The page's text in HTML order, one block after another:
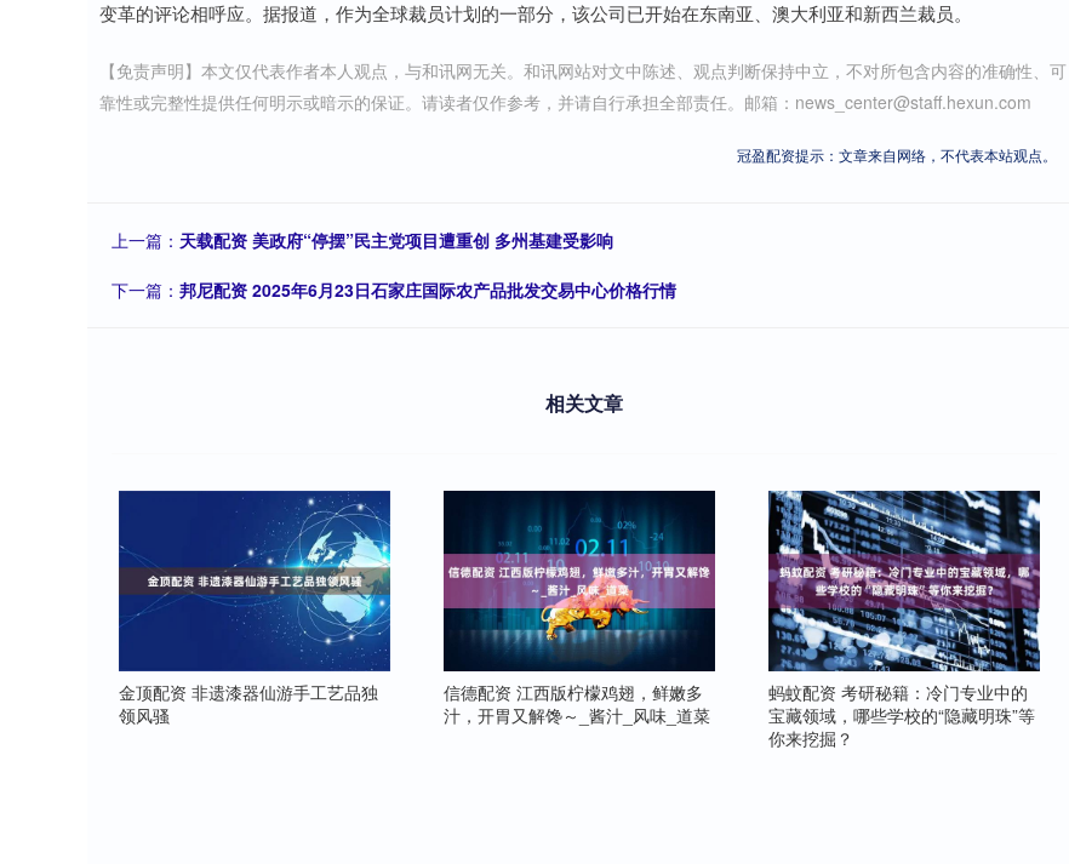
变革的评论相呼应。据报道，作为全球裁员计划的一部分，该公司已开始在东南亚、澳大利亚和新西兰裁员。
【免责声明】本文仅代表作者本人观点，与和讯网无关。和讯网站对文中陈述、观点判断保持中立，不对所包含内容的准确性、可
靠性或完整性提供任何明示或暗示的保证。请读者仅作参考，并请自行承担全部责任。邮箱：news_center@staff.hexun.com
冠盈配资提示：文章来自网络，不代表本站观点。
上一篇： 天载配资 美政府“停摆”民主党项目遭重创 多州基建受影响
下一篇： 邦尼配资 2025年6月23日石家庄国际农产品批发交易中心价格行情
相关文章
金顶配资 非遗漆器仙游手工艺品独
领风骚
信德配资 江西版柠檬鸡翅，鲜嫩多
汁，开胃又解馋～_酱汁_风味_道菜
蚂蚊配资 考研秘籍：冷门专业中的
宝藏领域，哪些学校的“隐藏明珠”等
你来挖掘？